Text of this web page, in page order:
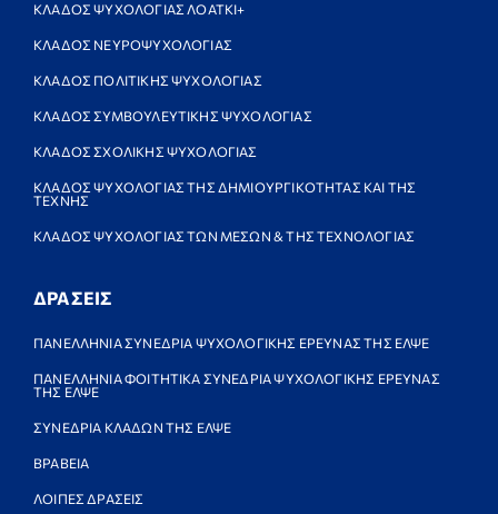
ΚΛΑΔΟΣ ΨΥΧΟΛΟΓΙΑΣ ΛΟΑΤΚΙ+
ΚΛΑΔΟΣ ΝΕΥΡΟΨΥΧΟΛΟΓΙΑΣ
ΚΛΑΔΟΣ ΠΟΛΙΤΙΚΗΣ ΨΥΧΟΛΟΓΙΑΣ
ΚΛΑΔΟΣ ΣΥΜΒΟΥΛΕΥΤΙΚΗΣ ΨΥΧΟΛΟΓΙΑΣ
ΚΛΑΔΟΣ ΣΧΟΛΙΚΗΣ ΨΥΧΟΛΟΓΙΑΣ
ΚΛΑΔΟΣ ΨΥΧΟΛΟΓΙΑΣ ΤΗΣ ΔΗΜΙΟΥΡΓΙΚΟΤΗΤΑΣ ΚΑΙ ΤΗΣ
ΤΕΧΝΗΣ
ΚΛΑΔΟΣ ΨΥΧΟΛΟΓΙΑΣ ΤΩΝ ΜΕΣΩΝ & ΤΗΣ ΤΕΧΝΟΛΟΓΙΑΣ
ΔΡΑΣΕΙΣ
ΠΑΝΕΛΛΗΝΙΑ ΣΥΝΕΔΡΙΑ ΨΥΧΟΛΟΓΙΚΗΣ ΕΡΕΥΝΑΣ ΤΗΣ ΕΛΨΕ
ΠΑΝΕΛΛΗΝΙΑ ΦΟΙΤΗΤΙΚΑ ΣΥΝΕΔΡΙΑ ΨΥΧΟΛΟΓΙΚΗΣ ΕΡΕΥΝΑΣ
ΤΗΣ ΕΛΨΕ
ΣΥΝΕΔΡΙΑ ΚΛΑΔΩΝ ΤΗΣ ΕΛΨΕ
ΒΡΑΒΕΙΑ
ΛΟΙΠΕΣ ΔΡΑΣΕΙΣ